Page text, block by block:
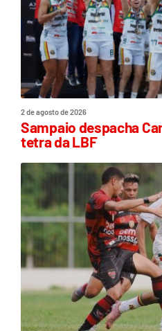
2 de agosto de 2026
Sampaio despacha
tetra da LBF